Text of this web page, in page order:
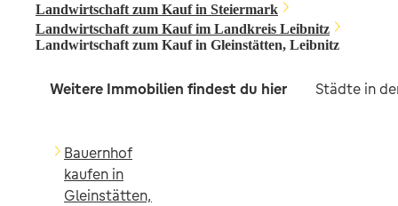
Landwirtschaft zum Kauf in Steiermark
Landwirtschaft zum Kauf im Landkreis Leibnitz
Landwirtschaft zum Kauf in Gleinstätten, Leibnitz
Weitere Immobilien findest du hier Städte in
Bauernhof
kaufen in
Gleinstätten,